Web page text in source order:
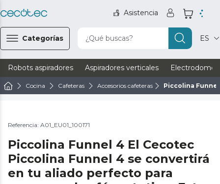
Asistencia
Categorías ¿Qué buscas? ES
Robots aspiradores Aspiradores verticales
Cocina Cafeteras Accesorios cafeteras Piccolina
Referencia: A01_EU01_100171
Piccolina Funnel 4 El Cecotec
Piccolina Funnel 4 se convertirá
en tu aliado perfecto para